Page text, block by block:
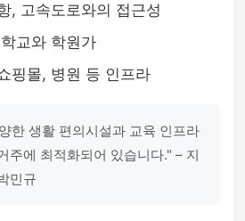
, 고속도로와의 접근성
교와 학원가
핑몰, 병원 등 인프라
한 생활 편의시설과 교육 인프라
주에 최적화되어 있습니다." – 지
민규